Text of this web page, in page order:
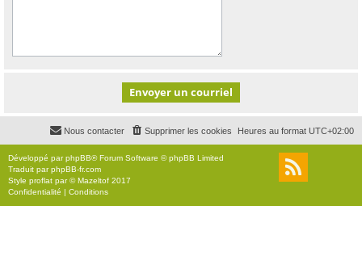
Heures au format UTC+02:00
Supprimer les cookies
Nous contacter
Développé parphpBB® Forum Software © phpBB Limited
Traduit parphpBB-fr.com
Style proflat par ©Mazeltof 2017
Confidentialité | Conditions